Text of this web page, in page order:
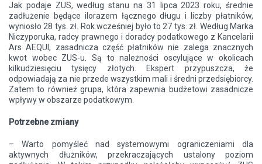
Jak podaje ZUS, według stanu na 31 lipca 2023 roku, średnie
zadłużenie będące ilorazem łącznego długu i liczby płatników,
wyniosło 28 tys. zł. Rok wcześniej było to 27 tys. zł. Według Marka
Niczyporuka, radcy prawnego i doradcy podatkowego z Kancelarii
Ars AEQUI, zasadnicza część płatników nie zalega znacznych
kwot wobec ZUS-u. Są to należności oscylujące w okolicach
kilkudziesięciu tysięcy złotych. Ekspert przypuszcza, że
odpowiadają za nie przede wszystkim mali i średni przedsiębiorcy.
Zatem to również grupa, która zapewnia budżetowi zasadnicze
wpływy w obszarze podatkowym.
Potrzebne zmiany
– Warto pomyśleć nad systemowymi ograniczeniami dla
aktywnych dłużników, przekraczających ustalony poziom